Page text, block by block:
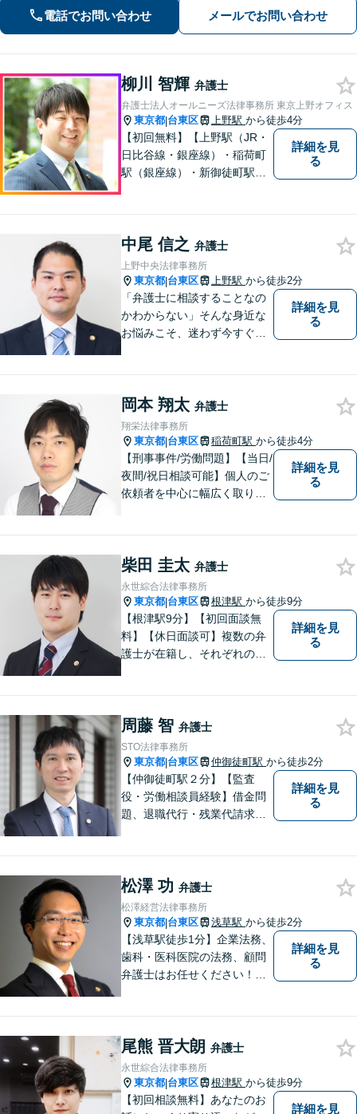
件、労働問題、インターネット問題、
訴訟・紛争案件などに多数対応。 皆様
電話でお問い合わせ メールでお問い合わせ
柳川 智輝 弁護士
弁護士法人オールニーズ法律事務所 東京上野オフィス
東京都|台東区 上野駅 から徒歩4分
【初回無料】【上野駅（JR・
日比谷線・銀座線）・稲荷町
駅（銀座線）・新御徒町駅
様に寄り添い、意志を尊重し
つつ、冷静的確なアドバイス
で納得できる解決を目指しま
す【夜間対応可】
詳細を見
る
中尾 信之 弁護士
上野中央法律事務所
東京都|台東区 上野駅 から徒歩2分
「弁護士に相談することなの
かわからない」そんな身近な
お悩みこそ、迷わず今すぐご
詳細を見
る
岡本 翔太 弁護士
翔栄法律事務所
東京都|台東区 稲荷町駅 から徒歩4分
【刑事事件/労働問題】【当日/
夜間/祝日相談可能】個人のご
依頼者を中心に幅広く取り扱
詳細を見
る
柴田 圭太 弁護士
永世綜合法律事務所
東京都|台東区 根津駅 から徒歩9分
【根津駅9分】【初回面談無
料】【休日面談可】複数の弁
護士が在籍し、それぞれの知
り、柔軟かつ現実的な対応を
可能にしています。
詳細を見
る
周藤 智 弁護士
STO法律事務所
東京都|台東区 仲御徒町駅 から徒歩2分
【仲御徒町駅２分】【監査
役・労働相談員経験】借金問
題、退職代行・残業代請求、
トラブルでお困りの際はご相
談ください。それぞれに最適
な「オーダーメイドの解決
策」を！
詳細を見
る
松澤 功 弁護士
松澤経営法律事務所
東京都|台東区 浅草駅 から徒歩2分
【浅草駅徒歩1分】企業法務、
歯科・医科医院の法務、顧問
弁護士はお任せください！労
詳細を見
る
尾熊 晋大朗 弁護士
永世綜合法律事務所
東京都|台東区 根津駅 から徒歩9分
【初回相談無料】あなたのお
詳細を見